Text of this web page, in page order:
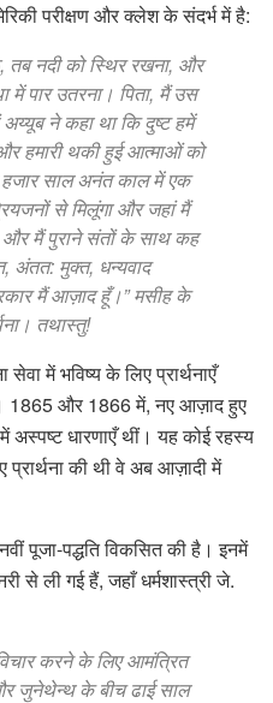
परीक्षण और क्लेश के संदर्भ में है:
नदी को स्थिर रखना, और
में पार उतरना। पिता, मैं उस
ने कहा था कि दुष्ट हमें
हमारी थकी हुई आत्माओं को
हजार साल अनंत काल में एक
से मिलूंगा और जहां मैं
मैं पुराने संतों के साथ कह
अंतत: मुक्त, धन्यवाद
मैं आज़ाद हूँ।” मसीह के
तथास्तु!
में भविष्य के लिए प्रार्थनाएँ
1865 और 1866 में, नए आज़ाद हुए
धारणाएँ थीं। यह कोई रहस्य
की थी वे अब आज़ादी में
पूजा-पद्धति विकसित की है। इनमें
से ली गई हैं, जहाँ धर्मशास्त्री जे.
करने के लिए आमंत्रित
जुनेथेन्थ के बीच ढाई साल